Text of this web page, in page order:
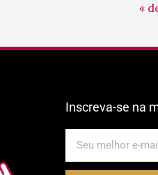
«
Inscreva-se na